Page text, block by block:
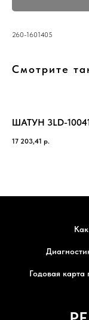
260-1601405
Смотрите
ШАТУН 3LD-
17 203,41 р.
Годовая карта